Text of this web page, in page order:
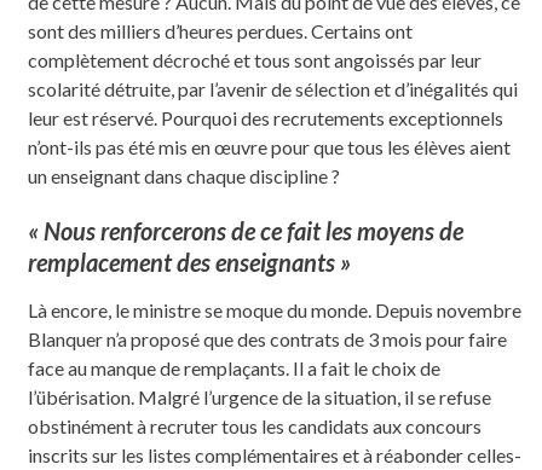
sont des milliers d’heures perdues. Certains ont
complètement décroché et tous sont angoissés par leur
scolarité détruite, par l’avenir de sélection et d’inégalités qui
leur est réservé. Pourquoi des recrutements exceptionnels
n’ont-ils pas été mis en œuvre pour que tous les élèves aient
un enseignant dans chaque discipline ?
« Nous renforcerons de ce fait les moyens de
remplacement des enseignants »
Là encore, le ministre se moque du monde. Depuis novembre
Blanquer n’a proposé que des contrats de 3 mois pour faire
face au manque de remplaçants. Il a fait le choix de
l’übérisation. Malgré l’urgence de la situation, il se refuse
obstinément à recruter tous les candidats aux concours
inscrits sur les listes complémentaires et à réabonder celles-